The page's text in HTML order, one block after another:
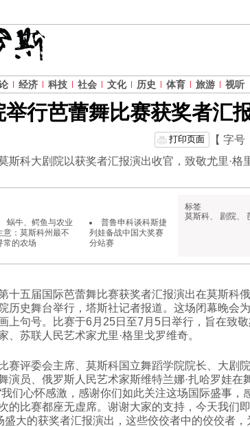
经济 科技 社会 文化 历史 体育 旅游 视听
行芭蕾舞比赛获奖者汇
【 字号
打印页面
斯科大剧院以获奖者汇报演出收官，致敬尤里·格
蜗牛、鳄鱼与农业
意：莫斯科州最不
常的农场
普鲁申科谈科斯捷
列娃备战中国大奖赛
分站赛
标签
莫斯科、 剧院、
十五届国际芭蕾舞比赛获奖者汇报演出在莫斯科
历史舞台举行，塔斯社记者报道。这场闭幕晚会
上句号。比赛于6月25日至7月5日举行，旨在致
、苏联人民艺术家尤里·格里戈罗维奇。
比赛评委会主席、莫斯科国立舞蹈学院院长、大剧
演员、俄罗斯人民艺术家斯维特兰娜·扎哈罗娃在
我们心怀感激，感谢你们如此关注这场国际盛事，
的比赛都座无虚席。谢谢大家的支持，今天我们
大的获奖者汇报演出，这些佼佼者中的佼佼者，